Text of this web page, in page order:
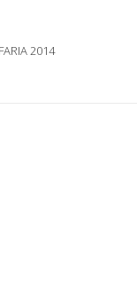
2014